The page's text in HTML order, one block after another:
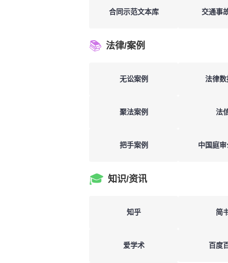
合同示范文本库 交通事
📚 法律/案例
无讼案例 法律数
聚法案例 法
把手案例 中国庭
🎓 知识/资讯
知乎 简
爱学术 百度